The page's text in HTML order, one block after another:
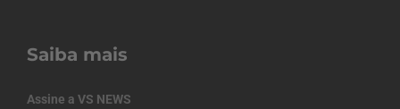
Saiba mais
Assine a VS NEWS